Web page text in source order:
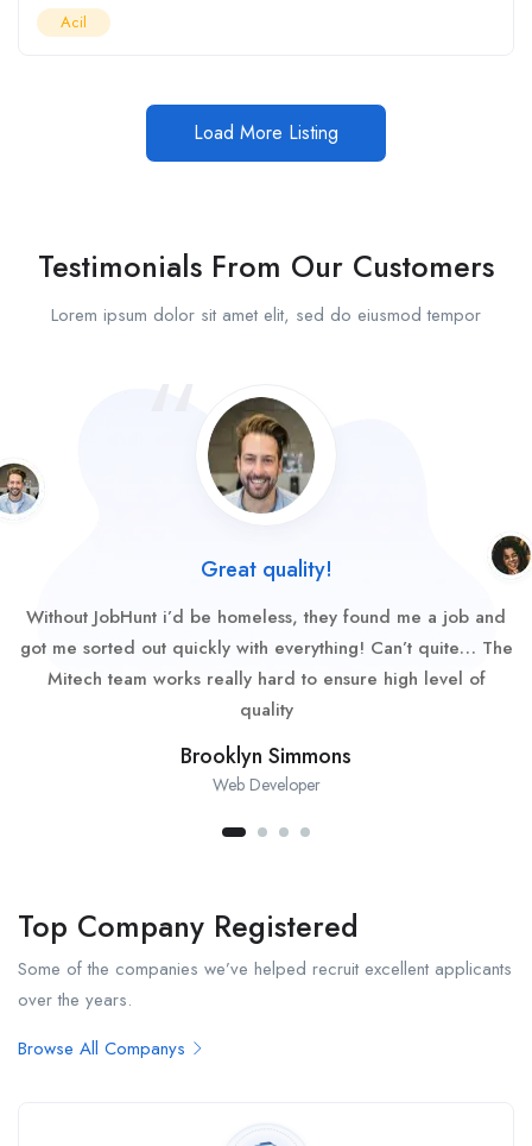
Acil
Load More Listing
Testimonials From Our Customers
Lorem ipsum dolor sit amet elit, sed do eiusmod tempor
Great quality!
Without JobHunt i’d be homeless, they found me a job and
got me sorted out quickly with everything! Can’t quite… The
Mitech team works really hard to ensure high level of
quality
Brooklyn Simmons
Web Developer
Top Company Registered
Some of the companies we’ve helped recruit excellent applicants
over the years.
Browse All Companys